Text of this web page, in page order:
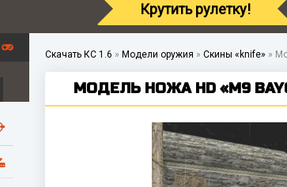
Скачать КС 1.6 » Модели оружия » Скины «knife» »
МОДЕЛЬ НОЖА HD «M9
Крутить рулетку!